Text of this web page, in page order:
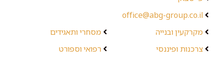
office@abg-group.co.il
מקרקעין ובנייה
צרכנות ופיננסי
מסחרי ותאגידים
רפואי וספורט